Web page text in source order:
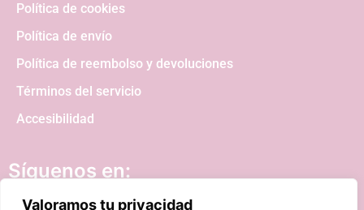
Valoramos tu privacidad
Política de cookies
Política de envío
Política de reembolso y devoluciones
Términos del servicio
Accesibilidad
Síguenos en: